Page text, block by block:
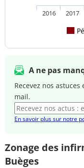
2016 2017
A ne pas
Recevez nos
mail.
En savoir plus sur notre
Zonage des
Buèges